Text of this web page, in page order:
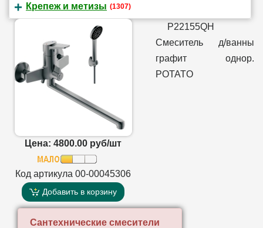
Крепеж и метизы (1307)
Цена: 4800.00 руб/шт
Код артикула 00-00045306
Добавить в корзину
P22155QH
Смеситель д/ванны
графит однор.
POTATO
Сантехнические смесители